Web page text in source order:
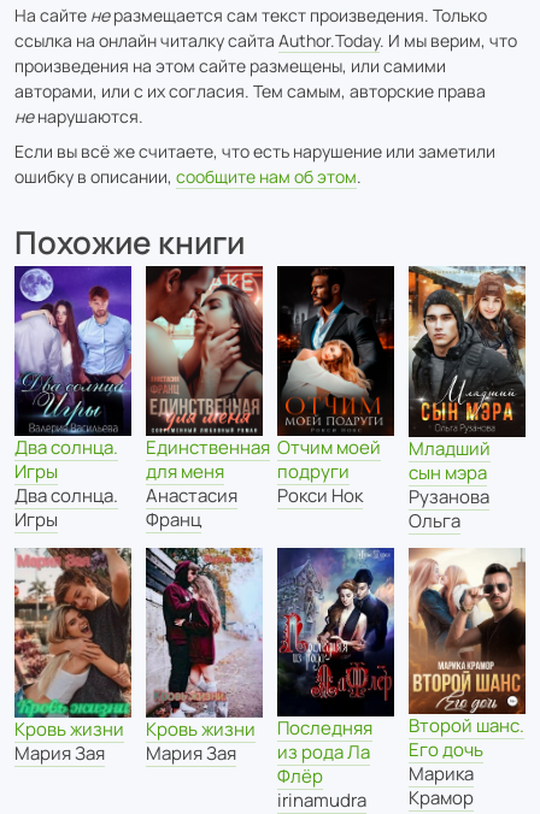
На сайте неразмещается сам текст произведения. Только
ссылка на онлайн читалку сайта Author.Today. И мы верим, что
произведения на этом сайте размещены, или самими
авторами, или с их согласия. Тем самым, авторские права
ненарушаются.
Если вы всё же считаете, что есть нарушение или заметили
ошибку в описании, сообщите нам об этом.
Похожие книги
Два солнца.
Игры
Два солнца.
Игры
Единственная
для меня
Анастасия
Франц
Отчим моей
подруги
Рокси Нок
Младший
сын мэра
Рузанова
Ольга
Кровь жизни
Мария Зая
Кровь жизни
Мария Зая
Последняя
из рода Ла
Флёр
irinamudra
Второй шанс.
Его дочь
Марика
Крамор